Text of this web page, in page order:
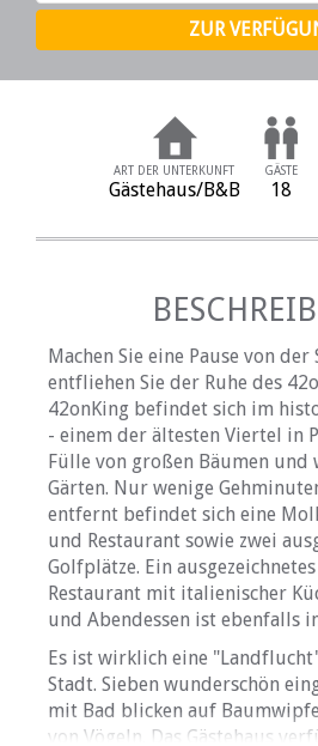
ART DER UNTERKUNFT
Gästehaus/B&B
GÄSTE
18
Machen Sie eine Pause von der
entfliehen Sie der Ruhe des
42onKing befindet sich im
- einem der ältesten Viertel in
Fülle von großen Bäumen und
Gärten. Nur wenige
entfernt befindet sich eine
und Restaurant sowie zwei
Golfplätze. Ein
Restaurant mit italienischer
und Abendessen ist ebenfalls
Es ist wirklich eine
Stadt. Sieben wunderschön
mit Bad blicken auf
von Vögeln. Das Gästehaus